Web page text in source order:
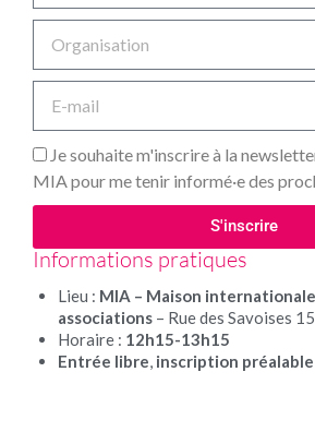
Je souhaite m'inscrire à la
MIA pour me tenir informé·e des
S'inscrire
Alternative:
Informations pratiques
Lieu : MIA – Maison
associations – Rue des Savoises
Horaire : 12h15-13h15
Entrée libre, inscription